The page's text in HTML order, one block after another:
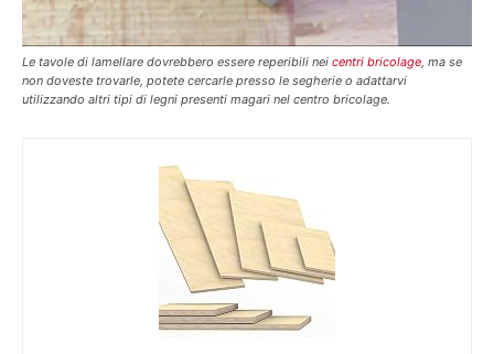
Le tavole di lamellare dovrebbero essere reperibili nei centri bricolage , ma se
non doveste trovarle, potete cercarle presso le segherie o adattarvi
utilizzando altri tipi di legni presenti magari nel centro bricolage.